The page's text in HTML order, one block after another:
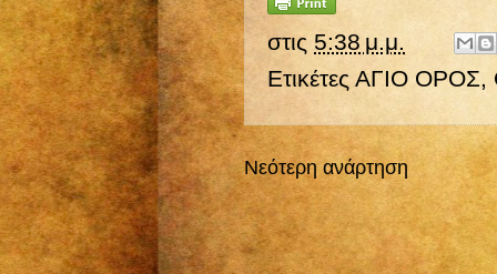
στις 5:38 μ.μ.
Ετικέτες ΑΓΙΟ ΟΡΟΣ,
Νεότερη ανάρτηση